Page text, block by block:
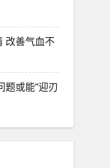
改善气血不
题或能“迎刃